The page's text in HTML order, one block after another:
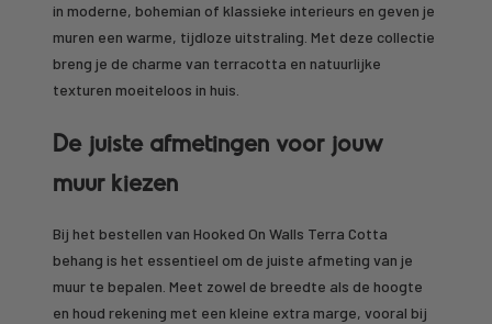
in moderne, bohemian of klassieke interieurs en geven je
muren een warme, tijdloze uitstraling. Met deze collectie
breng je de charme van terracotta en natuurlijke
texturen moeiteloos in huis.
De juiste afmetingen voor jouw
muur kiezen
Bij het bestellen van Hooked On Walls Terra Cotta
behang is het essentieel om de juiste afmeting van je
muur te bepalen. Meet zowel de breedte als de hoogte
en houd rekening met een kleine extra marge, vooral bij